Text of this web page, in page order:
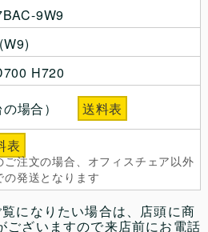
9W9
H720
場合） 送料表
表
ご注文の場合、オフィスチェア以外
の発送となります
になりたい場合は、店頭に商
ございますので来店前にお電話